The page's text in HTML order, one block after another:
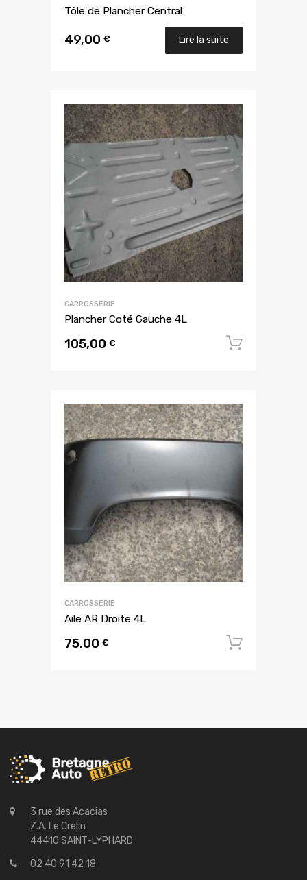
Tôle de Plancher Central
49,00 € Lire la suite
CARROSSERIE
Plancher Coté Gauche 4L
105,00 €
CARROSSERIE
Aile AR Droite 4L
75,00 €
3 rue des Acacias
Z.A. Le Crelin
44410 SAINT-LYPHARD
02 40 91 42 18